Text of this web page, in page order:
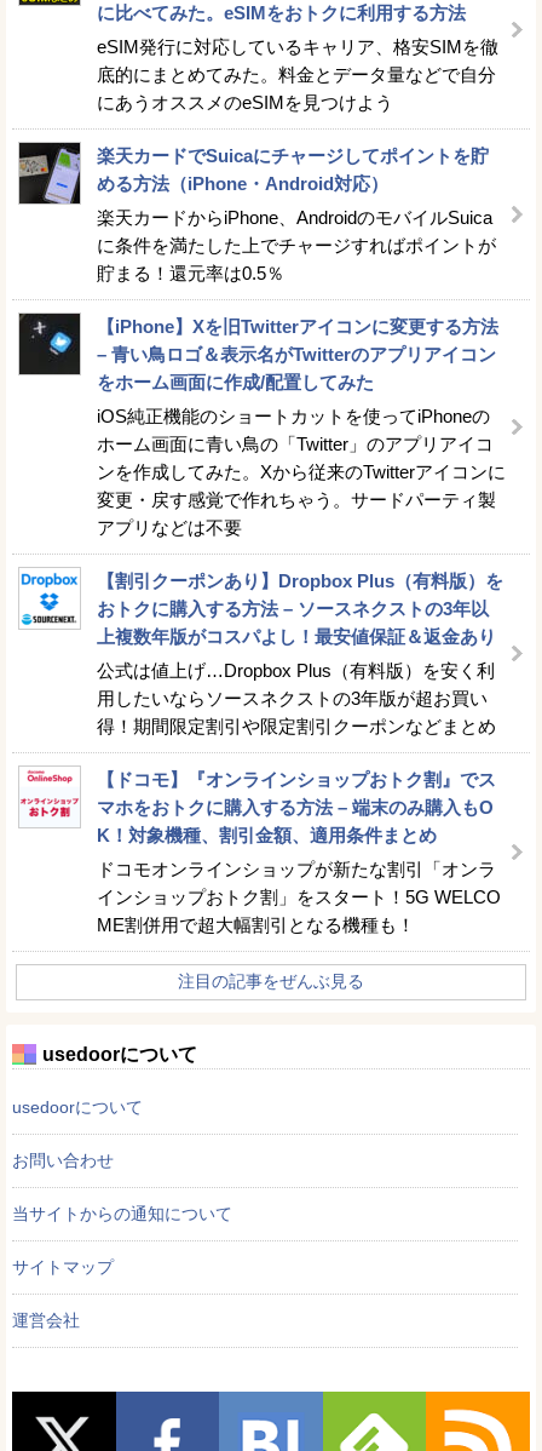
に比べてみた。eSIMをおトクに利用する方法
eSIM発行に対応しているキャリア、格安SIMを徹
底的にまとめてみた。料金とデータ量などで自分
にあうオススメのeSIMを見つけよう
楽天カードでSuicaにチャージしてポイントを貯
める方法（iPhone・Android対応）
楽天カードからiPhone、AndroidのモバイルSuica
に条件を満たした上でチャージすればポイントが
貯まる！還元率は0.5％
【iPhone】Xを旧Twitterアイコンに変更する方法
– 青い鳥ロゴ＆表示名がTwitterのアプリアイコン
をホーム画面に作成/配置してみた
iOS純正機能のショートカットを使ってiPhoneの
ホーム画面に青い鳥の「Twitter」のアプリアイコ
ンを作成してみた。Xから従来のTwitterアイコンに
変更・戻す感覚で作れちゃう。サードパーティ製
アプリなどは不要
【割引クーポンあり】Dropbox Plus（有料版）を
おトクに購入する方法 – ソースネクストの3年以
上複数年版がコスパよし！最安値保証＆返金あり
公式は値上げ…Dropbox Plus（有料版）を安く利
用したいならソースネクストの3年版が超お買い
得！期間限定割引や限定割引クーポンなどまとめ
【ドコモ】『オンラインショップおトク割』でス
マホをおトクに購入する方法 – 端末のみ購入もO
K！対象機種、割引金額、適用条件まとめ
ドコモオンラインショップが新たな割引「オンラ
インショップおトク割」をスタート！5G WELCO
ME割併用で超大幅割引となる機種も！
注目の記事をぜんぶ見る
usedoorについて
usedoorについて
お問い合わせ
当サイトからの通知について
サイトマップ
運営会社